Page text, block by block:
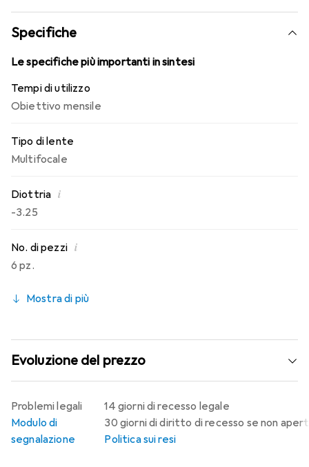
utilizzo duraturo. Grazie alla tecnologia Precision
Transition Design, è possibile avere una visione nitida a
tutte le distanze.
Specifiche
Le specifiche più importanti in sintesi
Tempi di utilizzo
Obiettivo mensile
Tipo di lente
Multifocale
Diottria i
-3.25
No. di pezzi i
6 pz.
Mostra di più
Evoluzione del prezzo
14 giorni di recesso legale
30 giorni di diritto di recesso se non
Politica sui resi
Problemi legali
Modulo di
segnalazione